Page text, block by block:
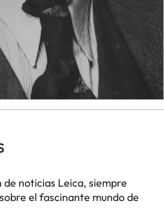
noticias Leica, siempre
el fascinante mundo de